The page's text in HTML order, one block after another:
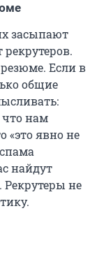
засыпают
Если в
общие
что нам
«это явно не
найдут
не